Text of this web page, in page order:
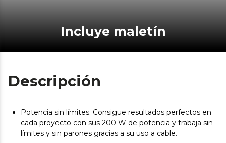
Incluye maletín
Descripción
Potencia sin límites. Consigue resultados perfectos en
cada proyecto con sus 200 W de potencia y trabaja sin
límites y sin parones gracias a su uso a cable.